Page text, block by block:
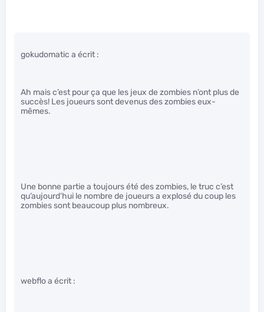
gokudomatic a écrit :
Ah mais c’est pour ça que les jeux de zombies n’ont plus de
succès! Les joueurs sont devenus des zombies eux-
mêmes.
Une bonne partie a toujours été des zombies, le truc c’est
qu’aujourd’hui le nombre de joueurs a explosé du coup les
zombies sont beaucoup plus nombreux.
webflo a écrit :